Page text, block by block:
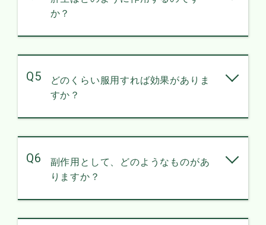
か？
Q5
どのくらい服用すれば効果がありま
すか？
Q6
副作用として、どのようなものがあ
りますか？